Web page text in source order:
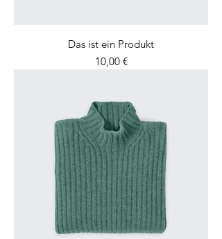
Das ist ein Produkt
Preis
10,00 €